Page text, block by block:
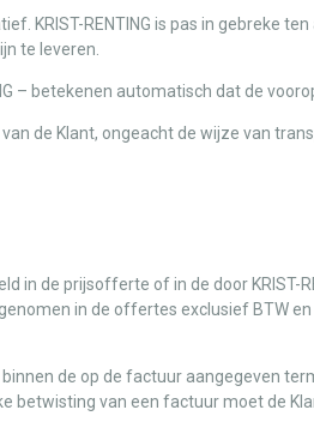
KRIST-RENTING is pas in gebreke
te leveren.
– betekenen automatisch dat de
de Klant, ongeacht de wijze van
de prijsofferte of in de door KRIST-
in de offertes exclusief BTW
de op de factuur aangegeven
betwisting van een factuur moet de